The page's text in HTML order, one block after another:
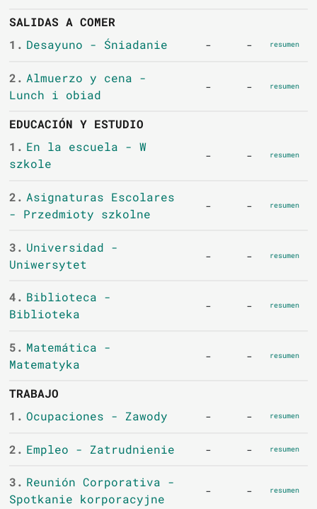
SALIDAS A COMER
1. Desayuno - Śniadanie - - resumen
2. Almuerzo y cena -
Lunch i obiad
- - resumen
EDUCACIÓN Y ESTUDIO
1. En la escuela - W
szkole
- - resumen
2. Asignaturas Escolares
- Przedmioty szkolne
- - resumen
3. Universidad -
Uniwersytet
- - resumen
4. Biblioteca -
Biblioteka
- - resumen
5. Matemática -
Matematyka
- - resumen
TRABAJO
1. Ocupaciones - Zawody - - resumen
2. Empleo - Zatrudnienie - - resumen
3. Reunión Corporativa -
Spotkanie korporacyjne
- - resumen